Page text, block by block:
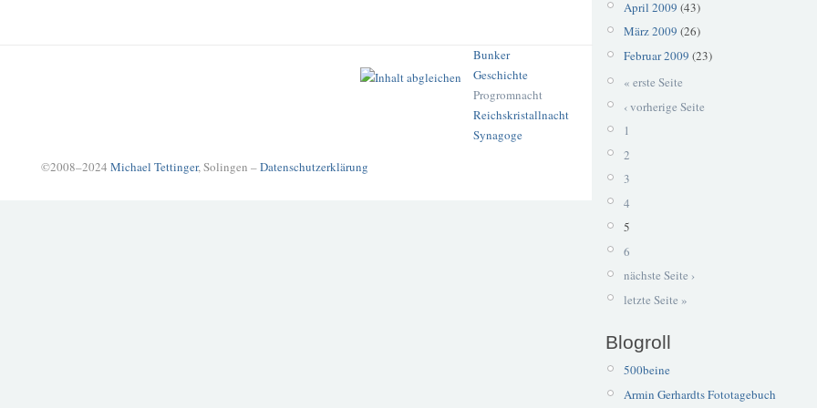
Bunker
Geschichte
Progromnacht
Reichskristallnacht
Synagoge
©2008–2024 Michael Tettinger, Solingen –Datenschutzerklärung
April 2009 (43)
März 2009 (26)
Februar 2009 (23)
« erste Seite
‹ vorherige Seite
1
2
3
4
5
6
nächste Seite ›
letzte Seite »
Blogroll
500beine
Armin Gerhardts Fototagebuch